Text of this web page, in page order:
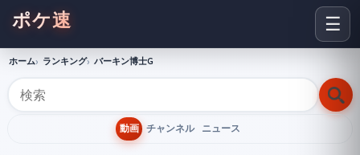
☰
ポケ速
ホーム ランキング バーキン博士G
動画 チャンネル ニュース